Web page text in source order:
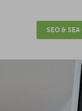
SEO &